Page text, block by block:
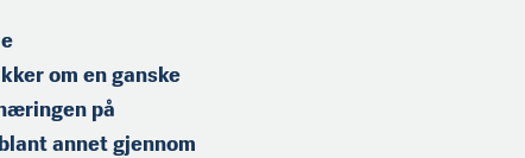
om en ganske
på
annet gjennom